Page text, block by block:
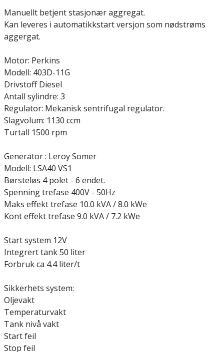
Manuellt betjent stasjonær aggregat.
Kan leveres i automatikkstart versjon som nødstrøms
aggergat.
Motor: Perkins
Modell: 403D-11G
Drivstoff Diesel
Antall sylindre: 3
Regulator: Mekanisk sentrifugal regulator.
Slagvolum: 1130 ccm
Turtall 1500 rpm
Generator : Leroy Somer
Modell: LSA40 VS1
Børsteløs 4 polet - 6 endet.
Spenning trefase 400V - 50Hz
Maks effekt trefase 10.0 kVA / 8.0 kWe
Kont effekt trefase 9.0 kVA / 7.2 kWe
Start system 12V
Integrert tank 50 liter
Forbruk ca 4.4 liter/t
Sikkerhets system:
Oljevakt
Temperaturvakt
Tank nivå vakt
Start feil
Stop feil